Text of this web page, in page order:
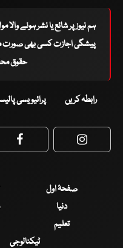
ہم نیوز پر شائع یا نشر ہونے
پیشگی اجازت کسی بھی صورت
حقوق
رابطہ کریں پرائیویسی
Facebook
صفحۂ اول
دنیا
تعلیم
ٹیکنالوجی